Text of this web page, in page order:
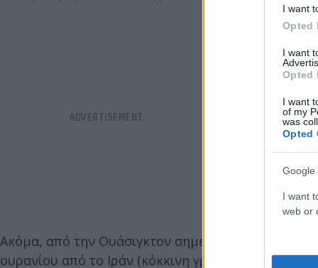
I want
Opted
I want
Opted
I want
of my
was
Opted
Google
I want
web or
Ακόμα, από την Ουάσιγκτον σημείωσαν ότι μια
ουρανίου από το Ιράν (κόκκινη γραμμή για το